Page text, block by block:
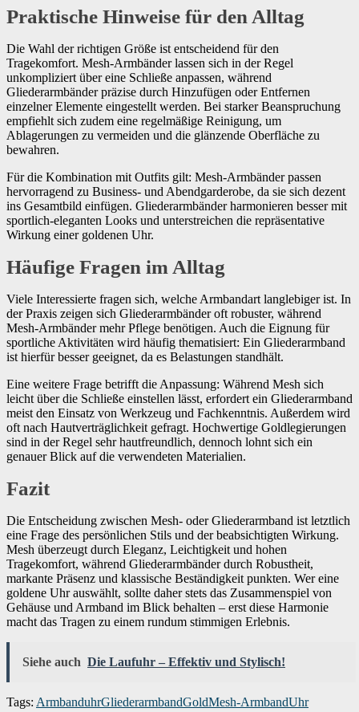
Praktische Hinweise für den Alltag
Die Wahl der richtigen Größe ist entscheidend für den
Tragekomfort. Mesh-Armbänder lassen sich in der Regel
unkompliziert über eine Schließe anpassen, während
Gliederarmbänder präzise durch Hinzufügen oder Entfernen
einzelner Elemente eingestellt werden. Bei starker Beanspruchung
empfiehlt sich zudem eine regelmäßige Reinigung, um
Ablagerungen zu vermeiden und die glänzende Oberfläche zu
bewahren.
Für die Kombination mit Outfits gilt: Mesh-Armbänder passen
hervorragend zu Business- und Abendgarderobe, da sie sich dezent
ins Gesamtbild einfügen. Gliederarmbänder harmonieren besser mit
sportlich-eleganten Looks und unterstreichen die repräsentative
Wirkung einer goldenen Uhr.
Häufige Fragen im Alltag
Viele Interessierte fragen sich, welche Armbandart langlebiger ist. In
der Praxis zeigen sich Gliederarmbänder oft robuster, während
Mesh-Armbänder mehr Pflege benötigen. Auch die Eignung für
sportliche Aktivitäten wird häufig thematisiert: Ein Gliederarmband
ist hierfür besser geeignet, da es Belastungen standhält.
Eine weitere Frage betrifft die Anpassung: Während Mesh sich
leicht über die Schließe einstellen lässt, erfordert ein Gliederarmband
meist den Einsatz von Werkzeug und Fachkenntnis. Außerdem wird
oft nach Hautverträglichkeit gefragt. Hochwertige Goldlegierungen
sind in der Regel sehr hautfreundlich, dennoch lohnt sich ein
genauer Blick auf die verwendeten Materialien.
Fazit
Die Entscheidung zwischen Mesh- oder Gliederarmband ist letztlich
eine Frage des persönlichen Stils und der beabsichtigten Wirkung.
Mesh überzeugt durch Eleganz, Leichtigkeit und hohen
Tragekomfort, während Gliederarmbänder durch Robustheit,
markante Präsenz und klassische Beständigkeit punkten. Wer eine
goldene Uhr auswählt, sollte daher stets das Zusammenspiel von
Gehäuse und Armband im Blick behalten – erst diese Harmonie
macht das Tragen zu einem rundum stimmigen Erlebnis.
Siehe auch Die Laufuhr – Effektiv und Stylisch!
Tags: ArmbanduhrGliederarmbandGoldMesh-ArmbandUhr